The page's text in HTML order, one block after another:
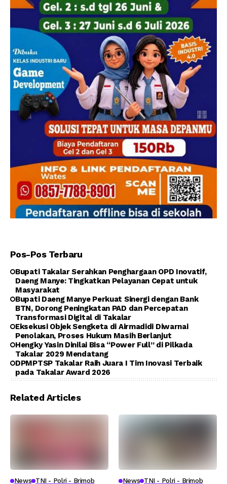
Pos-Pos Terbaru
Bupati Takalar Serahkan Penghargaan OPD Inovatif,
Daeng Manye: Tingkatkan Pelayanan Cepat untuk
Masyarakat
Bupati Daeng Manye Perkuat Sinergi dengan Bank
BTN, Dorong Peningkatan PAD dan Percepatan
Transformasi Digital di Takalar
Eksekusi Objek Sengketa di Airmadidi Diwarnai
Penolakan, Proses Hukum Masih Berlanjut
Hengky Yasin Dinilai Bisa “Power Full” di Pilkada
Takalar 2029 Mendatang
DPMPTSP Takalar Raih Juara I Tim Inovasi Terbaik
pada Takalar Award 2026
Related Articles
News TNI - Polri - Brimob News TNI - Polri - Brimob